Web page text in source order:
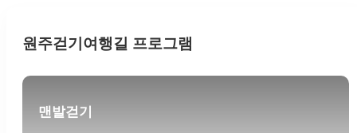
원주걷기여행길 프로그램
맨발걷기